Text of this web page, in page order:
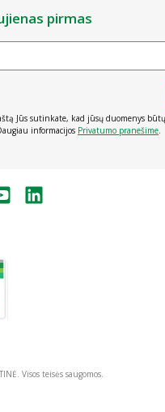
pirmas
Jūs sutinkate, kad jūsų duomenys
informacijos Privatumo pranešime.
Visos teisės saugomos.